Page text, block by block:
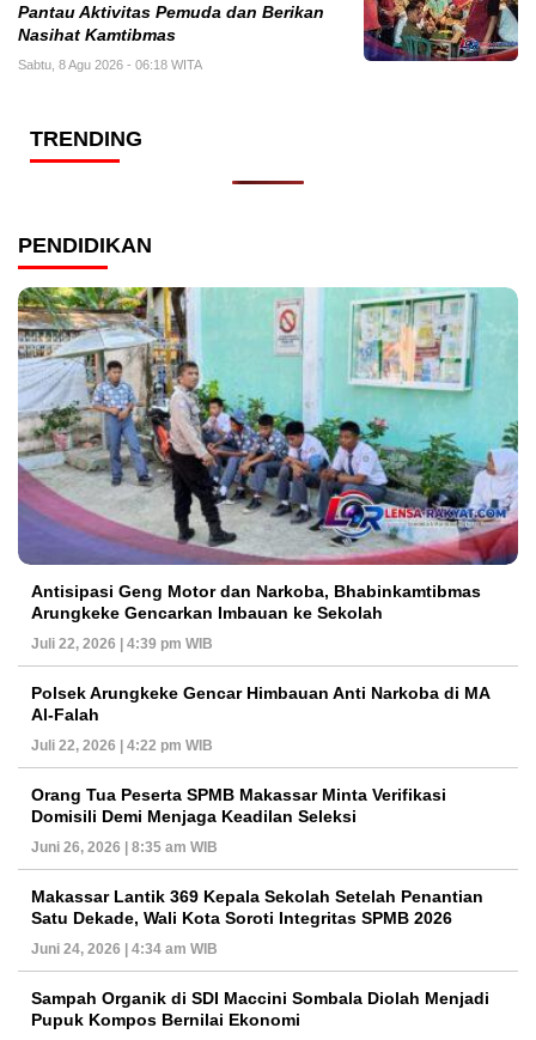
Pantau Aktivitas Pemuda dan Berikan
Nasihat Kamtibmas
Sabtu, 8 Agu 2026 - 06:18 WITA
TRENDING
PENDIDIKAN
Antisipasi Geng Motor dan Narkoba, Bhabinkamtibmas
Arungkeke Gencarkan Imbauan ke Sekolah
Juli 22, 2026 | 4:39 pm WIB
Polsek Arungkeke Gencar Himbauan Anti Narkoba di MA
Al-Falah
Juli 22, 2026 | 4:22 pm WIB
Orang Tua Peserta SPMB Makassar Minta Verifikasi
Domisili Demi Menjaga Keadilan Seleksi
Juni 26, 2026 | 8:35 am WIB
Makassar Lantik 369 Kepala Sekolah Setelah Penantian
Satu Dekade, Wali Kota Soroti Integritas SPMB 2026
Juni 24, 2026 | 4:34 am WIB
Sampah Organik di SDI Maccini Sombala Diolah Menjadi
Pupuk Kompos Bernilai Ekonomi